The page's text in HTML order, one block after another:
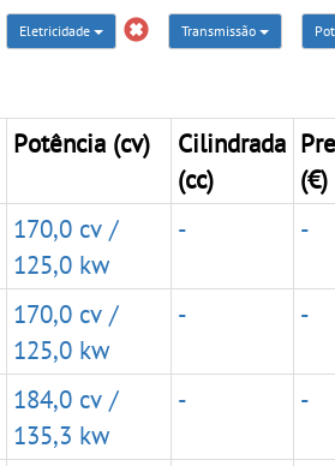
Eletricidade Transmissão
Potência (cv)
Cilindrada
(cc)
(€)
170,0 cv /
125,0 kw
- -
170,0 cv /
125,0 kw
- -
184,0 cv /
135,3 kw
- -